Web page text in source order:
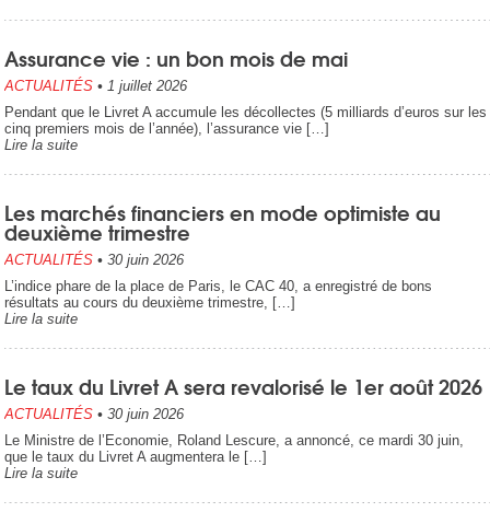
Assurance vie : un bon mois de mai
ACTUALITÉS • 1 juillet 2026
Pendant que le Livret A accumule les décollectes (5 milliards d’euros sur les
cinq premiers mois de l’année), l’assurance vie […]
Lire la suite
Les marchés financiers en mode optimiste au
deuxième trimestre
ACTUALITÉS • 30 juin 2026
L’indice phare de la place de Paris, le CAC 40, a enregistré de bons
résultats au cours du deuxième trimestre, […]
Lire la suite
Le taux du Livret A sera revalorisé le 1er août 2026
ACTUALITÉS • 30 juin 2026
Le Ministre de l’Economie, Roland Lescure, a annoncé, ce mardi 30 juin,
que le taux du Livret A augmentera le […]
Lire la suite